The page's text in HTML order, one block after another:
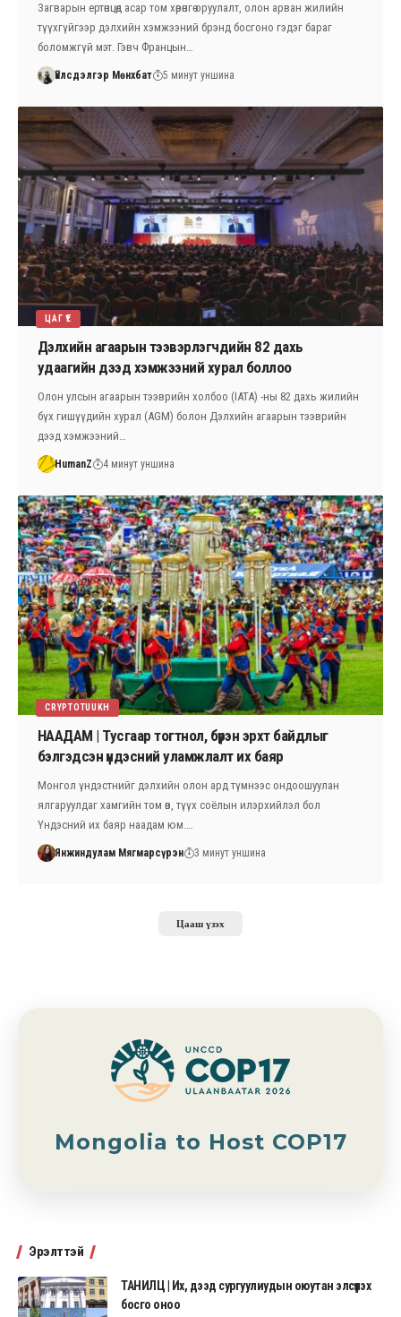
Загварын ертөнцөд асар том хөрөнгө оруулалт, олон арван жилийн
түүхгүйгээр дэлхийн хэмжээний брэнд босгоно гэдэг бараг
боломжгүй мэт. Гэвч Францын…
Үйлсдэлгэр Мөнхбат 5 минут уншина
ЦАГ ҮЕ
Дэлхийн агаарын тээвэрлэгчдийн 82 дахь
удаагийн дээд хэмжээний хурал боллоо
Олон улсын агаарын тээврийн холбоо (IATA) -ны 82 дахь жилийн
бүх гишүүдийн хурал (AGM) болон Дэлхийн агаарын тээврийн
дээд хэмжээний…
HumanZ 4 минут уншина
CRYPTOTUUKH
НААДАМ | Тусгаар тогтнол, бүрэн эрхт байдлыг
бэлгэдсэн үндэсний уламжлалт их баяр
Монгол үндэстнийг дэлхийн олон ард түмнээс ондоошуулан
ялгаруулдаг хамгийн том өв, түүх соёлын илэрхийлэл бол
Үндэсний их баяр наадам юм.…
Янжиндулам Мягмарсүрэн 3 минут уншина
Цааш үзэх
Mongolia to Host COP17
Эрэлттэй
ТАНИЛЦ | Их, дээд сургуулиудын оюутан элсүүлэх
босго оноо